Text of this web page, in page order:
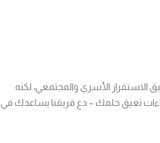
الاستقرار الأسري والمجتمعي، لكنه
تعيق حلمك – دع فريقنا يساعدك في